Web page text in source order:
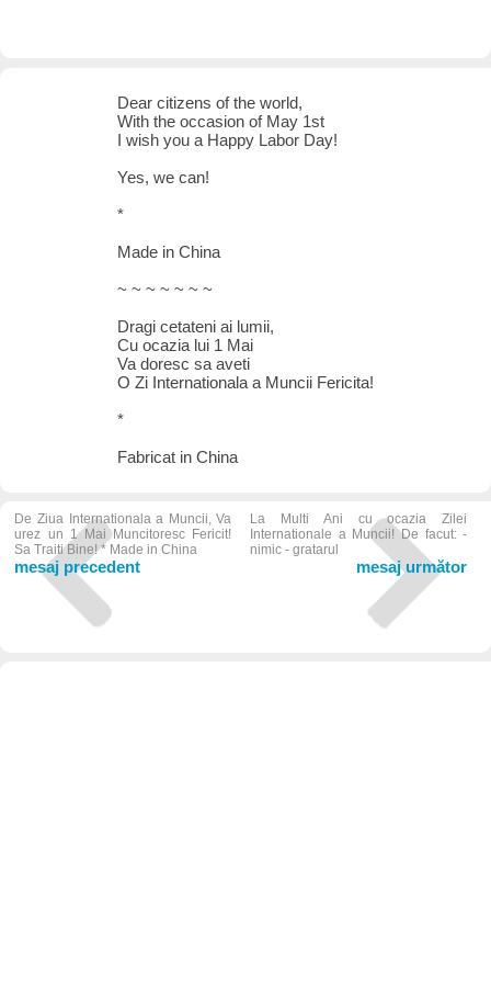
Dear citizens of the world,
With the occasion of May 1st
I wish you a Happy Labor Day!
Yes, we can!
*
Made in China
~ ~ ~ ~ ~ ~ ~
Dragi cetateni ai lumii,
Cu ocazia lui 1 Mai
Va doresc sa aveti
O Zi Internationala a Muncii Fericita!
*
Fabricat in China
De Ziua Internationala a Muncii, Va
urez un 1 Mai Muncitoresc Fericit!
Sa Traiti Bine! * Made in China
mesaj precedent
La Multi Ani cu ocazia Zilei
Internationale a Muncii! De facut: -
nimic - gratarul
mesaj următor